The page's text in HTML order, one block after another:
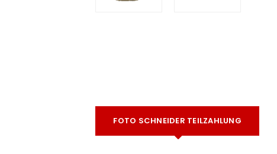
FOTO SCHNEIDER TEILZAHLUNG